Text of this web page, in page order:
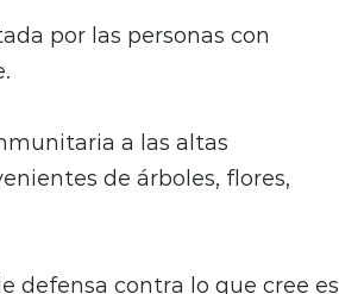
por las personas con
a las altas
de árboles, flores,
defensa contra lo que cree es